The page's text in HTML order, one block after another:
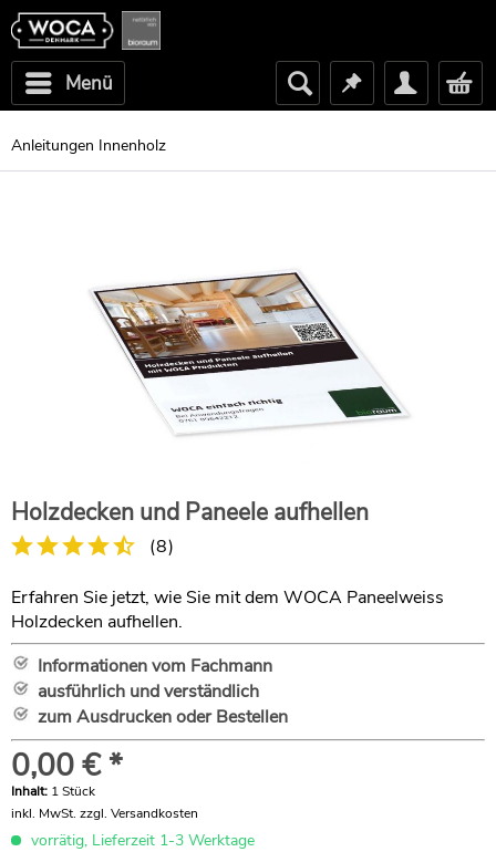
Menü
Anleitungen Innenholz
Holzdecken und Paneele aufhellen
(8)
Erfahren Sie jetzt, wie Sie mit dem WOCA Paneelweiss
Holzdecken aufhellen.
Informationen vom Fachmann
ausführlich und verständlich
zum Ausdrucken oder Bestellen
0,00 € *
Inhalt: 1 Stück
inkl. MwSt. zzgl. Versandkosten
vorrätig, Lieferzeit 1-3 Werktage